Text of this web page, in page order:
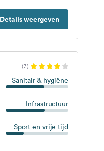
Details weergeven
(3)
Sanitair & hygiëne
Infrastructuur
Sport en vrije tijd